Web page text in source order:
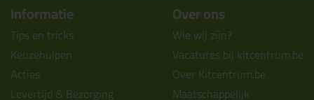
Informatie
Tips en tricks
Keuzehulpen
Acties
Levertijd & Bezorging
Over ons
Wie wij zijn?
Vacatures bij kitcentrum.be
Over Kitcentrum.be
Maatschappelijk